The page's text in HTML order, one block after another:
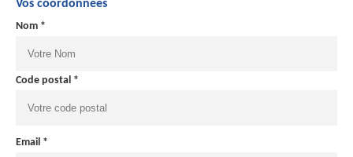
Vos coordonnées
Nom *
Code postal *
Email *